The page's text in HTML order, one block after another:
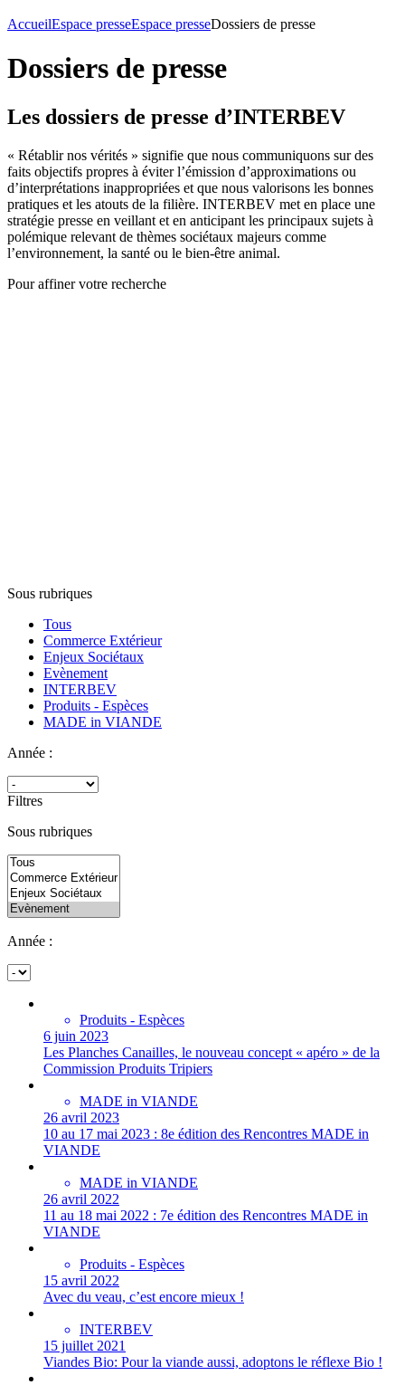
AccueilEspace presseEspace presseDossiers de presse
Dossiers de presse
Les dossiers de presse d’INTERBEV
« Rétablir nos vérités » signifie que nous communiquons sur des
faits objectifs propres à éviter l’émission d’approximations ou
d’interprétations inappropriées et que nous valorisons les bonnes
pratiques et les atouts de la filière. INTERBEV met en place une
stratégie presse en veillant et en anticipant les principaux sujets à
polémique relevant de thèmes sociétaux majeurs comme
l’environnement, la santé ou le bien-être animal.
Pour affiner votre recherche
Sous rubriques
Tous
Commerce Extérieur
Enjeux Sociétaux
Evènement
INTERBEV
Produits - Espèces
MADE in VIANDE
Année :
Filtres
Sous rubriques
Année :
Produits - Espèces
6 juin 2023
Les Planches Canailles, le nouveau concept « apéro » de la
Commission Produits Tripiers
MADE in VIANDE
26 avril 2023
10 au 17 mai 2023 : 8e édition des Rencontres MADE in
VIANDE
MADE in VIANDE
26 avril 2022
11 au 18 mai 2022 : 7e édition des Rencontres MADE in
VIANDE
Produits - Espèces
15 avril 2022
Avec du veau, c’est encore mieux !
INTERBEV
15 juillet 2021
Viandes Bio: Pour la viande aussi, adoptons le réflexe Bio !